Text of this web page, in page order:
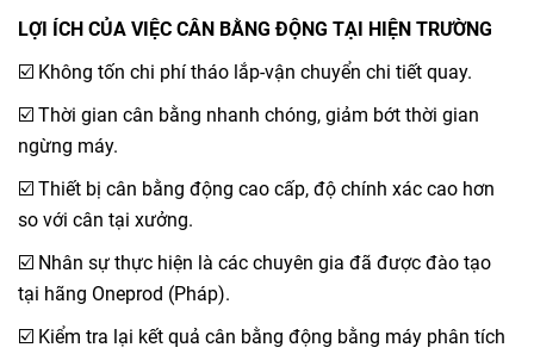
LỢI ÍCH CỦA VIỆC CÂN BẰNG ĐỘNG TẠI HIỆN TRƯỜNG
☑️ Không tốn chi phí tháo lắp-vận chuyển chi tiết quay.
☑️ Thời gian cân bằng nhanh chóng, giảm bớt thời gian
ngừng máy.
☑️ Thiết bị cân bằng động cao cấp, độ chính xác cao hơn
so với cân tại xưởng.
☑️ Nhân sự thực hiện là các chuyên gia đã được đào tạo
tại hãng Oneprod (Pháp).
☑️ Kiểm tra lại kết quả cân bằng động bằng máy phân tích